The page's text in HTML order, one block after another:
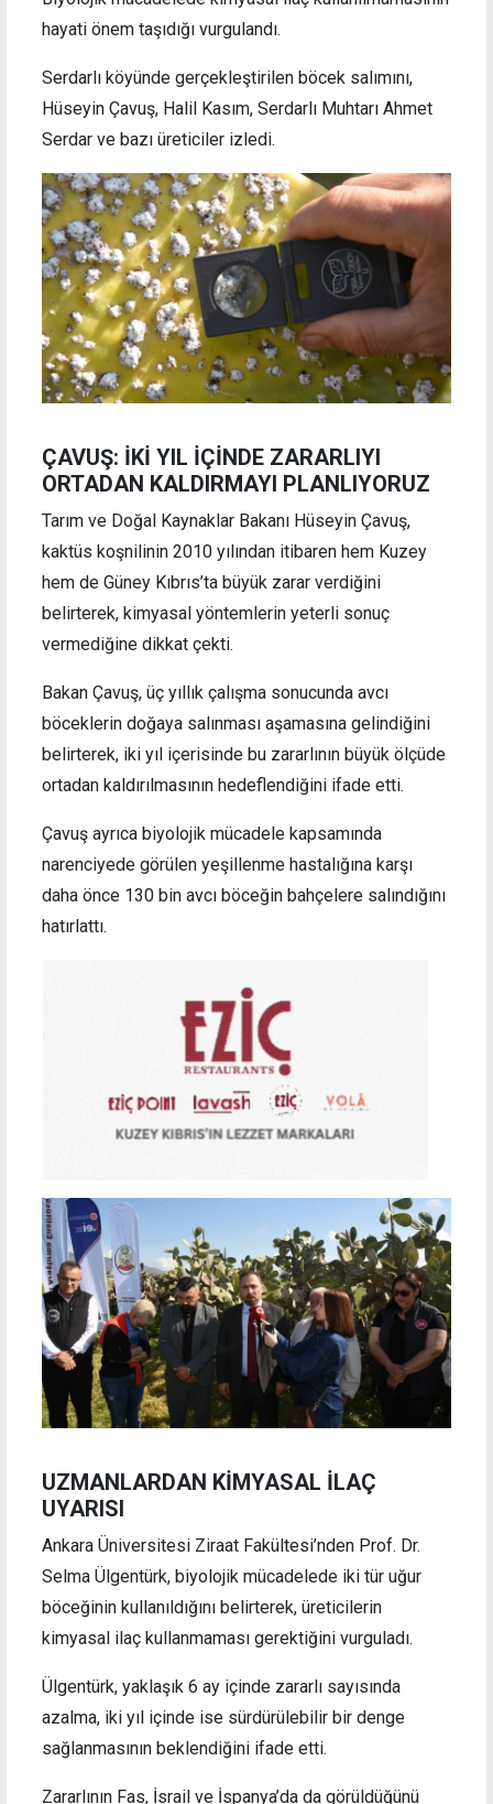
hayati önem taşıdığı vurgulandı.
Serdarlı köyünde gerçekleştirilen böcek salımını,
Hüseyin Çavuş, Halil Kasım, Serdarlı Muhtarı Ahmet
Serdar ve bazı üreticiler izledi.
ÇAVUŞ: İKİ YIL İÇİNDE ZARARLIYI
ORTADAN KALDIRMAYI PLANLIYORUZ
Tarım ve Doğal Kaynaklar Bakanı Hüseyin Çavuş,
kaktüs koşnilinin 2010 yılından itibaren hem Kuzey
hem de Güney Kıbrıs’ta büyük zarar verdiğini
belirterek, kimyasal yöntemlerin yeterli sonuç
vermediğine dikkat çekti.
Bakan Çavuş, üç yıllık çalışma sonucunda avcı
böceklerin doğaya salınması aşamasına gelindiğini
belirterek, iki yıl içerisinde bu zararlının büyük ölçüde
ortadan kaldırılmasının hedeflendiğini ifade etti.
Çavuş ayrıca biyolojik mücadele kapsamında
narenciyede görülen yeşillenme hastalığına karşı
daha önce 130 bin avcı böceğin bahçelere salındığını
hatırlattı.
UZMANLARDAN KİMYASAL İLAÇ
UYARISI
Ankara Üniversitesi Ziraat Fakültesi’nden Prof. Dr.
Selma Ülgentürk, biyolojik mücadelede iki tür uğur
böceğinin kullanıldığını belirterek, üreticilerin
kimyasal ilaç kullanmaması gerektiğini vurguladı.
Ülgentürk, yaklaşık 6 ay içinde zararlı sayısında
azalma, iki yıl içinde ise sürdürülebilir bir denge
sağlanmasının beklendiğini ifade etti.
Zararlının Fas, İsrail ve İspanya’da da görüldüğünü